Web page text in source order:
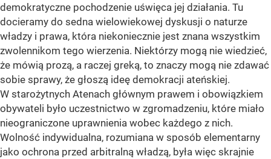
demokratyczne pochodzenie uświęca jej działania. Tu
docieramy do sedna wielowiekowej dyskusji o naturze
władzy i prawa, która niekoniecznie jest znana wszystkim
zwolennikom tego wierzenia. Niektórzy mogą nie wiedzieć,
że mówią prozą, a raczej greką, to znaczy mogą nie zdawać
sobie sprawy, że głoszą ideę demokracji ateńskiej.
W starożytnych Atenach głównym prawem i obowiązkiem
obywateli było uczestnictwo w zgromadzeniu, które miało
nieograniczone uprawnienia wobec każdego z nich.
Wolność indywidualna, rozumiana w sposób elementarny
jako ochrona przed arbitralną władzą, była więc skrajnie